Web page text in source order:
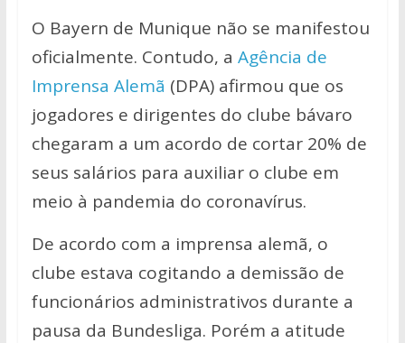
O Bayern de Munique não se manifestou
oficialmente. Contudo, a Agência de
Imprensa Alemã (DPA) afirmou que os
jogadores e dirigentes do clube bávaro
chegaram a um acordo de cortar 20% de
seus salários para auxiliar o clube em
meio à pandemia do coronavírus.
De acordo com a imprensa alemã, o
clube estava cogitando a demissão de
funcionários administrativos durante a
pausa da Bundesliga. Porém a atitude